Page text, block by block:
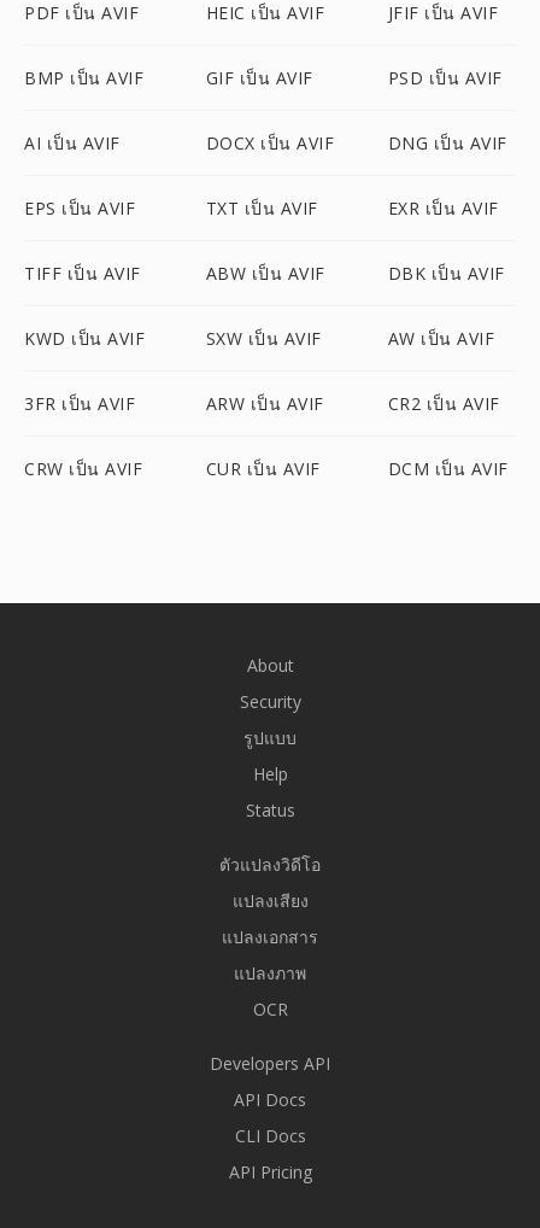
PDF เป็น AVIF HEIC เป็น AVIF JFIF เป็น AVIF
BMP เป็น AVIF GIF เป็น AVIF PSD เป็น AVIF
AI เป็น AVIF DOCX เป็น AVIF DNG เป็น AVIF
EPS เป็น AVIF TXT เป็น AVIF EXR เป็น AVIF
TIFF เป็น AVIF ABW เป็น AVIF DBK เป็น AVIF
KWD เป็น AVIF SXW เป็น AVIF AW เป็น AVIF
3FR เป็น AVIF ARW เป็น AVIF CR2 เป็น AVIF
CRW เป็น AVIF CUR เป็น AVIF DCM เป็น AVIF
About
Security
รูปแบบ
Help
Status
ตัวแปลงวิดีโอ
แปลงเสียง
แปลงเอกสาร
แปลงภาพ
OCR
Developers API
API Docs
CLI Docs
API Pricing